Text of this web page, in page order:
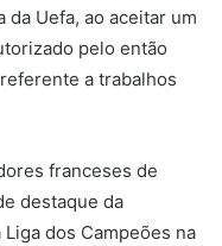
Uefa, ao aceitar um
pelo então
a trabalhos
franceses de
destaque da
dos Campeões na